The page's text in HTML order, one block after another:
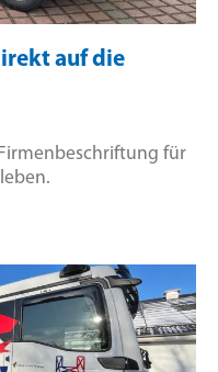
auf die
für